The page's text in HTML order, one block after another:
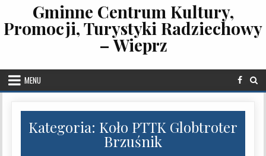
Gminne Centrum Kultury,
Promocji, Turystyki Radziechowy
– Wieprz
MENU
Kategoria: Koło PTTK Globtroter
Brzuśnik